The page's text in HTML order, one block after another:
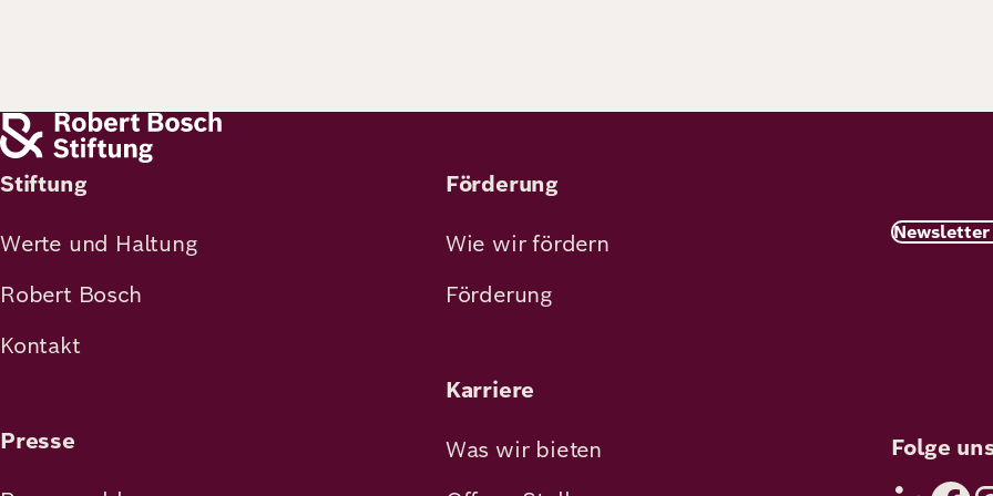
Stiftung
Werte und Haltung
Robert Bosch
Kontakt
Presse
Förderung
Wie wir fördern
Förderung
Karriere
Was wir bieten
Folge